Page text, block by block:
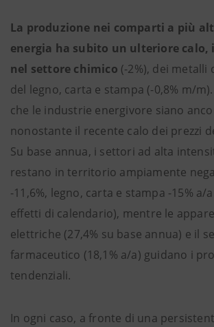
La produzione nei comparti a più
energia ha subito un ulteriore calo,
nel settore chimico (-2%), dei metalli
del legno, carta e stampa (-0,8% m/
che le industrie energivore siano
nonostante il recente calo dei prezzi
Su base annua, i settori ad alta
restano in territorio ampiamente
-11,6%, legno, carta e stampa -15%
effetti di calendario), mentre le
elettriche (27,4% su base annua) e il
farmaceutico (18,1% a/a) guidano i
tendenziali.
In ogni caso, a fronte di una